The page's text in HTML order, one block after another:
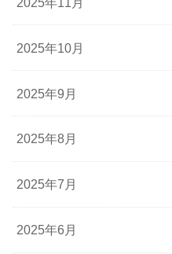
2025年10月
2025年9月
2025年8月
2025年7月
2025年6月